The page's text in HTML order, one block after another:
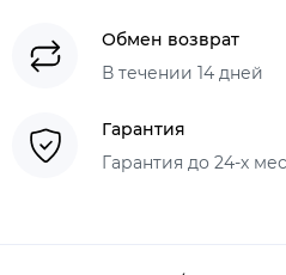
Обмен возврат
В течении 14 дней
Гарантия
Гарантия до 24-х